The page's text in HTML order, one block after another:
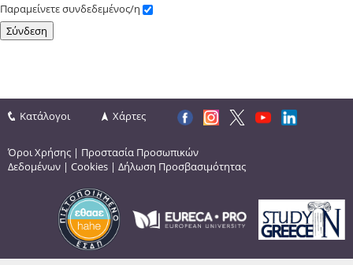
Παραμείνετε συνδεδεμένος/η
Κατάλογοι Χάρτες
Όροι Χρήσης | Προστασία Προσωπικών
Δεδομένων | Cookies | Δήλωση Προσβασιμότητας